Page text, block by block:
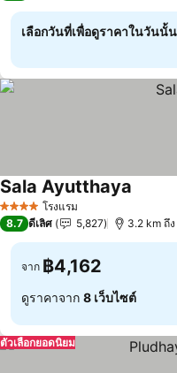
เลือกวันที่เพื่อดูราคาในวันนั้
4 ดาว โรงแรม
Sala Ayutthaya
8.7 ดีเลิศ 5,827 3.2 km ถึ
จาก ฿4,162
ดูราคาจาก 8 เว็บไซต์
ตัวเลือกยอดนิยม